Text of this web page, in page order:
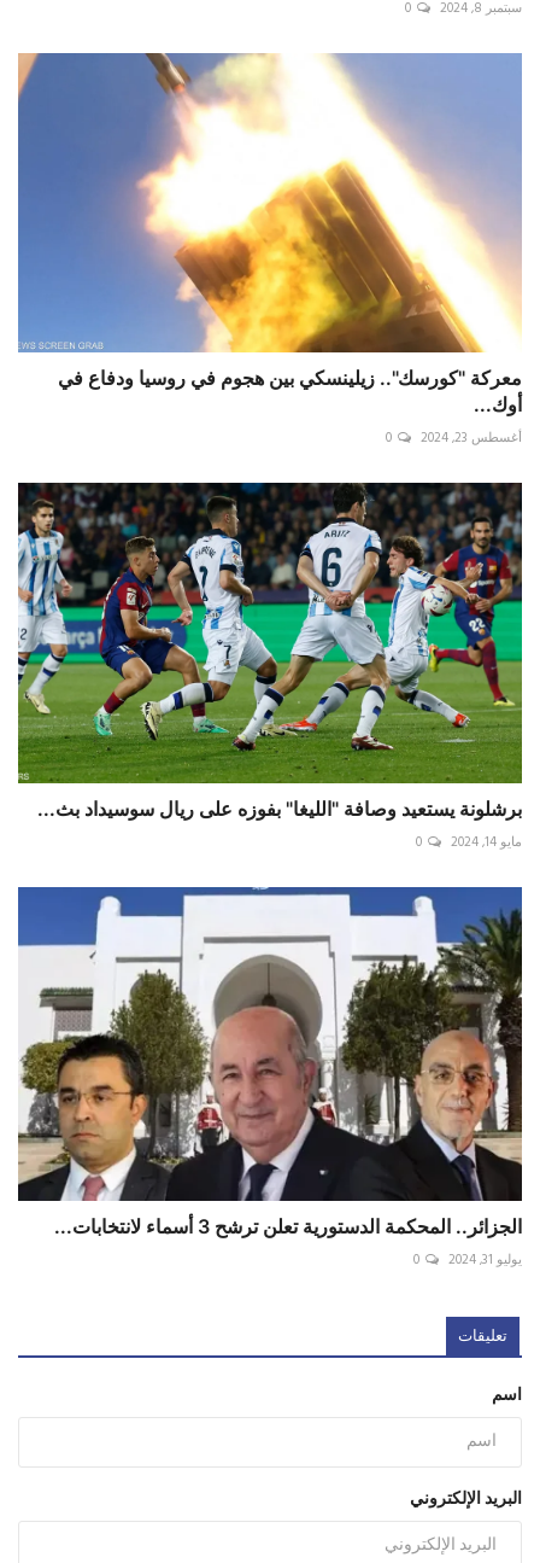
سبتمبر 8, 2024 0
معركة "كورسك".. زيلينسكي بين هجوم في روسيا ودفاع في
أوك...
أغسطس 23, 2024 0
برشلونة يستعيد وصافة "الليغا" بفوزه على ريال سوسيداد بث...
مايو 14, 2024 0
الجزائر.. المحكمة الدستورية تعلن ترشح 3 أسماء لانتخابات...
يوليو 31, 2024 0
تعليقات
اسم
البريد الإلكتروني